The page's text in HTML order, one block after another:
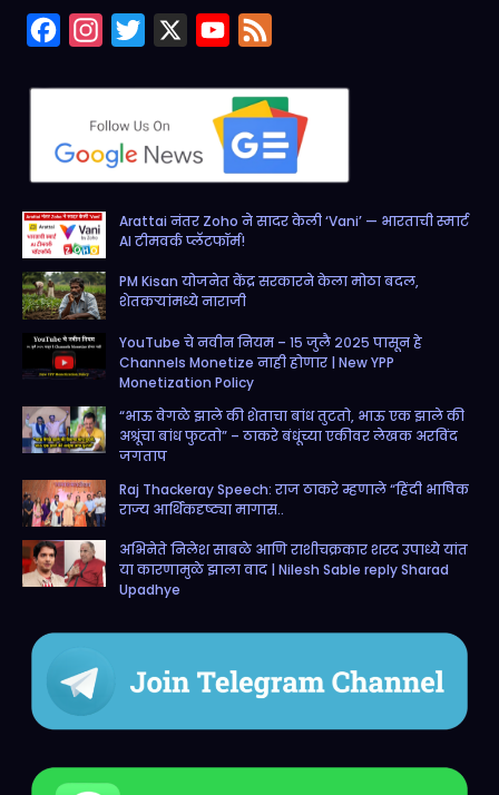
c
b
o
k
s
t
a
a
m
i
t
t
r
u
T
u
e
e
d
Arattai नंतर Zoho ने सादर केली ‘Vani’ — भारताची स्मार्ट
AI टीमवर्क प्लॅटफॉर्म!
PM Kisan योजनेत केंद्र सरकारने केला मोठा बदल,
शेतकऱ्यांमध्ये नाराजी
YouTube चे नवीन नियम – १५ जुलै २०२५ पासून हे
Channels Monetize नाही होणार | New YPP
Monetization Policy
“भाऊ वेगळे झाले की शेताचा बांध तुटतो, भाऊ एक झाले की
अश्रूंचा बांध फुटतो” – ठाकरे बंधूंच्या एकीवर लेखक अरविंद
जगताप
Raj Thackeray Speech: राज ठाकरे म्हणाले “हिंदी भाषिक
राज्य आर्थिकदृष्ट्या मागास..
अभिनेते निलेश साबळे आणि राशीचक्रकार शरद उपाध्ये यांत
या कारणामुळे झाला वाद | Nilesh Sable reply Sharad
Upadhye